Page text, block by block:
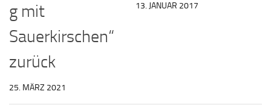
g mit
Sauerkirschen“
zurück
25. MÄRZ 2021
13. JANUAR 2017